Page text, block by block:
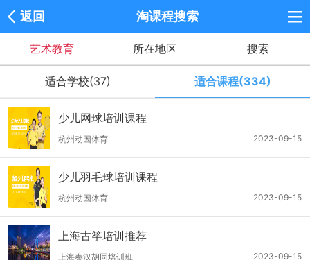
返回 淘课程搜索
艺术教育 所在地区 搜索
适合学校(37) 适合课程(334)
少儿网球培训课程
2023-09-15
杭州动因体育
少儿羽毛球培训课程
2023-09-15
杭州动因体育
上海古筝培训推荐
2023-09-15
上海秦汉胡同培训班